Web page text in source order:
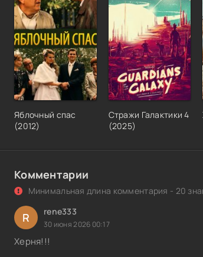
Яблочный спас
(2012)
Стражи Галактики 4
(2025)
Комментарии
Минимальная длина комментария - 20
R rene333
30 июня 2026 00:17
Херня!!!